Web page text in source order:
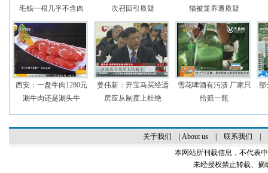
毛钱一根几乎不含肉
次召回引质疑
猫被笼养遭质疑
西安：一盘牛肉1280元
涮牛肉还是涮头牛
姜伟新：开宝马买经适
房应从制度上杜绝
雪花啤酒有污渍 厂家只
给赔一瓶
部
关于我们 About us| 联系我们
本网站所刊载信息，不代表
未经授权禁止转载、摘